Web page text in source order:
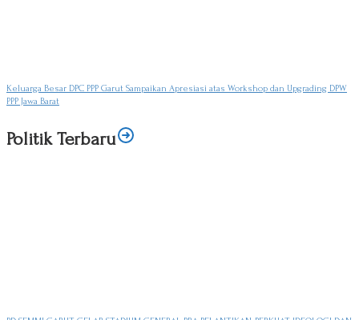
Keluarga Besar DPC PPP Garut Sampaikan Apresiasi atas Workshop dan Upgrading DPW
PPP Jawa Barat
Politik Terbaru